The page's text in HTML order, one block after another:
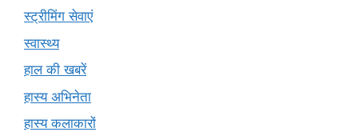
स्ट्रीमिंग सेवाएं
स्वास्थ्य
हाल की खबरें
हास्य अभिनेता
हास्य कलाकारों